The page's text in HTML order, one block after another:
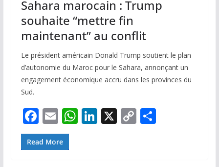
Sahara marocain : Trump
souhaite “mettre fin
maintenant” au conflit
Le président américain Donald Trump soutient le plan
d’autonomie du Maroc pour le Sahara, annonçant un
engagement économique accru dans les provinces du
Sud.
F
ac
e
E
m
ai
W Li X C P
Read More